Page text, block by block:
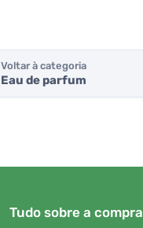
Voltar à categoria
Eau de parfum
Tudo sobre a compra